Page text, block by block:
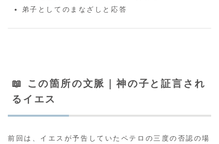
弟子としてのまなざしと応答
📖 この箇所の文脈｜神の子と証言され
るイエス
前回は、イエスが予告していたペテロの三度の否認の場